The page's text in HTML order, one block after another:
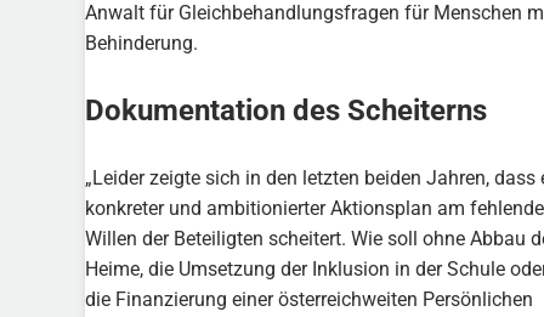
Anwalt für Gleichbehandlungsfragen für Menschen
Behinderung.
Dokumentation des Scheiterns
„Leider zeigte sich in den letzten beiden Jahren, dass
konkreter und ambitionierter Aktionsplan am
Willen der Beteiligten scheitert. Wie soll ohne Abbau
Heime, die Umsetzung der Inklusion in der Schule
die Finanzierung einer österreichweiten Persönlichen